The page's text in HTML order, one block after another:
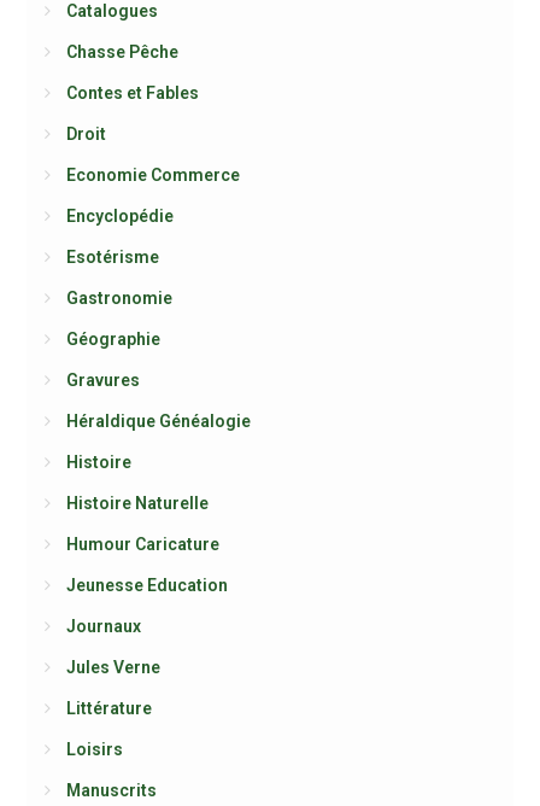
Catalogues
Chasse Pêche
Contes et Fables
Droit
Economie Commerce
Encyclopédie
Esotérisme
Gastronomie
Géographie
Gravures
Héraldique Généalogie
Histoire
Histoire Naturelle
Humour Caricature
Jeunesse Education
Journaux
Jules Verne
Littérature
Loisirs
Manuscrits